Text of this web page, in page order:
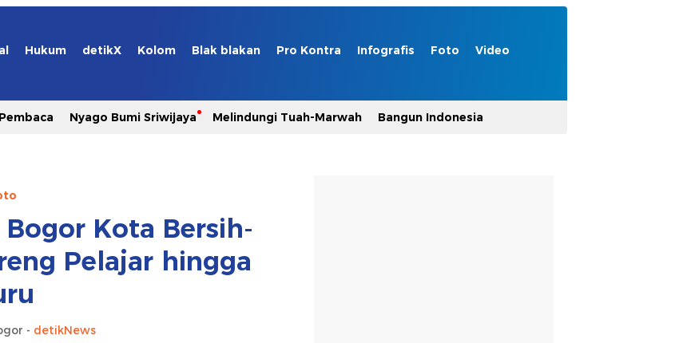
Hukum detikX Kolom Blak blakan Pro Kontra Infografis Foto Video
Nyago Bumi Sriwijaya Melindungi Tuah-Marwah Bangun Indonesia
Kota Bersih-
Pelajar hingga
- detikNews